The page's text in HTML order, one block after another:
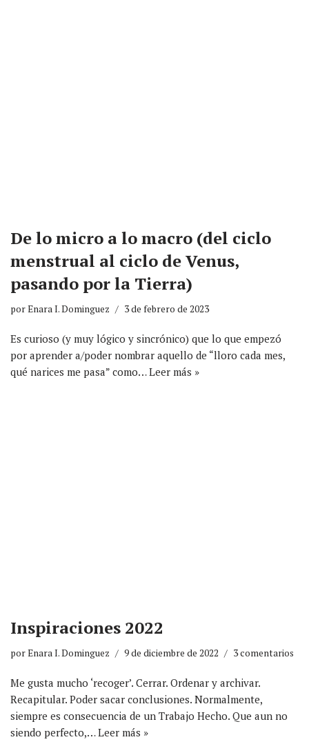
De lo micro a lo macro (del ciclo
menstrual al ciclo de Venus,
pasando por la Tierra)
porEnara I. Dominguez 3 de febrero de 2023
Es curioso (y muy lógico y sincrónico) que lo que empezó
por aprender a/poder nombrar aquello de “lloro cada mes,
qué narices me pasa” como…Leer más »
Inspiraciones 2022
porEnara I. Dominguez 9 de diciembre de 2022 3 comentarios
Me gusta mucho ‘recoger’. Cerrar. Ordenar y archivar.
Recapitular. Poder sacar conclusiones. Normalmente,
siempre es consecuencia de un Trabajo Hecho. Que aun no
siendo perfecto,…Leer más »